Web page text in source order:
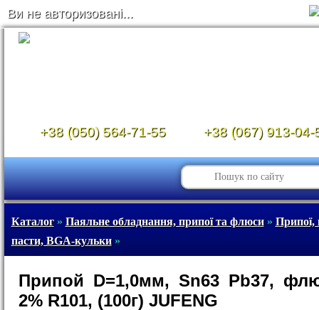
Ви не авторизовані...
+38 (050) 564-71-55 +38 (067) 913-04-
Каталог» Паяльне обладнання, припої та флюси» Припої,
пасти, BGA-кульки»
Припой D=1,0мм, Sn63 Pb37,
2% R101, (100г) JUFENG